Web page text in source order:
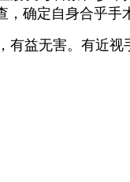
确定自身合乎手
益无害。有近视